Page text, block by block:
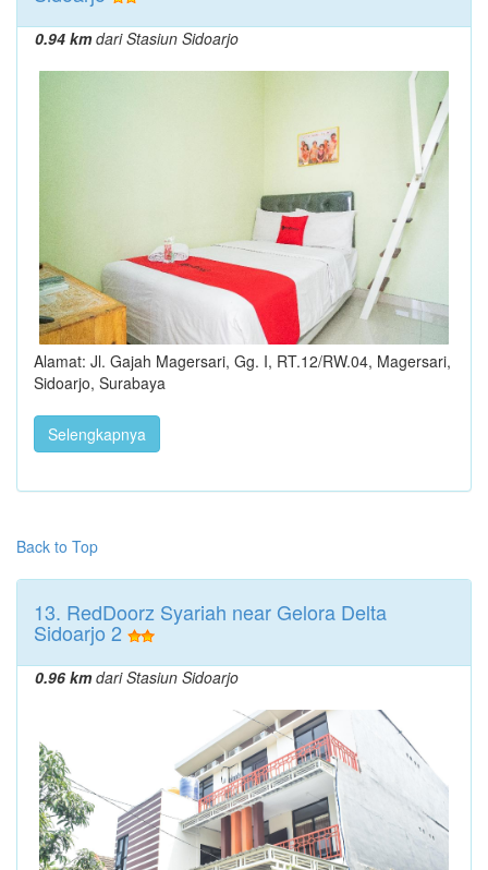
0.94 kmdari Stasiun Sidoarjo
Alamat: Jl. Gajah Magersari, Gg. I, RT.12/RW.04, Magersari,
Sidoarjo, Surabaya
Selengkapnya
Back to Top
13. RedDoorz Syariah near Gelora Delta
Sidoarjo 2
0.96 kmdari Stasiun Sidoarjo